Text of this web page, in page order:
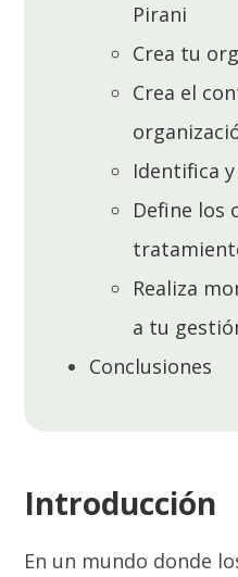
Pirani
Crea tu
Crea el
Identifica
Define los
Realiza
a tu
Conclusiones
Introducción
En un mundo donde